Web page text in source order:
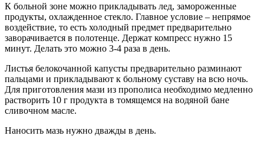
К больной зоне можно прикладывать лед, замороженные
продукты, охлажденное стекло. Главное условие – непрямое
воздействие, то есть холодный предмет предварительно
заворачивается в полотенце. Держат компресс нужно 15
минут. Делать это можно 3-4 раза в день.
Листья белокочанной капусты предварительно разминают
пальцами и прикладывают к больному суставу на всю ночь.
Для приготовления мази из прополиса необходимо медленно
растворить 10 г продукта в томящемся на водяной бане
сливочном масле.
Наносить мазь нужно дважды в день.